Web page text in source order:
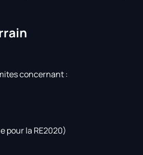
concernant :
pour la RE2020)